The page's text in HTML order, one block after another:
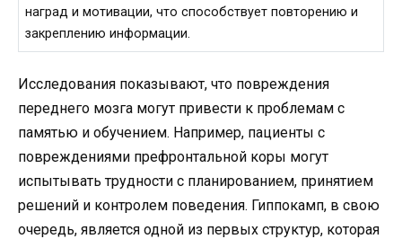
наград и мотивации, что способствует повторению и
закреплению информации.
Исследования показывают, что повреждения
переднего мозга могут привести к проблемам с
памятью и обучением. Например, пациенты с
повреждениями префронтальной коры могут
испытывать трудности с планированием, принятием
решений и контролем поведения. Гиппокамп, в свою
очередь, является одной из первых структур, которая